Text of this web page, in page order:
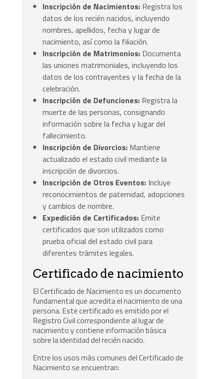
Inscripción de Nacimientos: Registra los
datos de los recién nacidos, incluyendo
nombres, apellidos, fecha y lugar de
nacimiento, así como la filiación.
Inscripción de Matrimonios: Documenta
las uniones matrimoniales, incluyendo los
datos de los contrayentes y la fecha de la
celebración.
Inscripción de Defunciones: Registra la
muerte de las personas, consignando
información sobre la fecha y lugar del
fallecimiento.
Inscripción de Divorcios: Mantiene
actualizado el estado civil mediante la
inscripción de divorcios.
Inscripción de Otros Eventos: Incluye
reconocimientos de paternidad, adopciones
y cambios de nombre.
Expedición de Certificados: Emite
certificados que son utilizados como
prueba oficial del estado civil para
diferentes trámites legales.
Certificado de nacimiento
El Certificado de Nacimiento es un documento
fundamental que acredita el nacimiento de una
persona. Este certificado es emitido por el
Registro Civil correspondiente al lugar de
nacimiento y contiene información básica
sobre la identidad del recién nacido.
Entre los usos más comunes del Certificado de
Nacimiento se encuentran: